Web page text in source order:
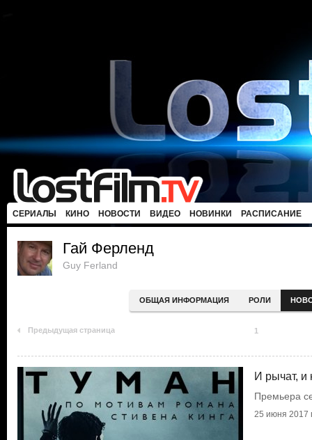
СЕРИАЛЫ КИНО НОВОСТИ ВИДЕО НОВИНКИ РАСПИСАНИЕ
Гай Ферленд
Guy Ferland
ОБЩАЯ ИНФОРМАЦИЯ РОЛИ
Предыдущая страница 1
И рычат, и
Премьера
25 июня 2017